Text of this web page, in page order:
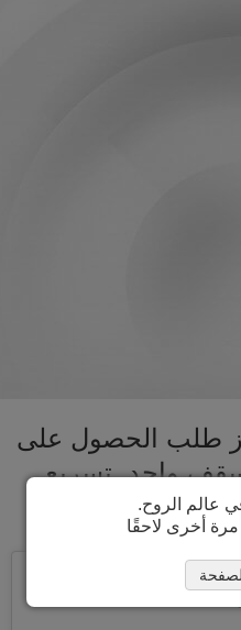
طلب الحصول على
واحد. تسريع
تأشيرة نيوي
عالم الروح.
أخرى لاحقًا